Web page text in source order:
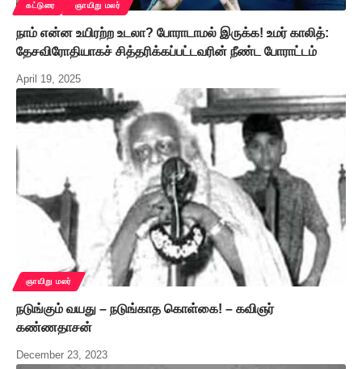
கட்டுரை ஞாயிறு மலர்
நாம் என்ன உயிரற்ற உடலா? போராடாமல் இருக்க! உமர் காலித்:
தேசவிரோதியாகச் சித்தரிக்கப்பட்டவரின் நீண்ட போராட்டம்
April 19, 2025
ஞாயிறு மலர்
நடுங்கும் வயது – நடுங்காத கொள்கை! – கவிஞர்
கண்ணதாசன்
December 23, 2023